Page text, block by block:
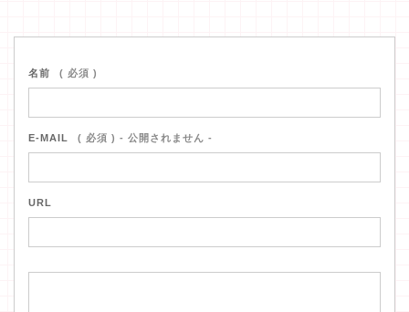
名前 ( 必須 )
E-MAIL ( 必須 ) - 公開されません -
URL